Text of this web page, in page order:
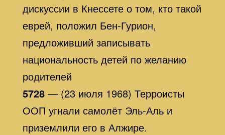
дискуссии в Кнессете о том, кто такой
еврей, положил Бен-Гурион,
предложивший записывать
национальность детей по желанию
родителей
5728— (23 июля 1968) Терроисты
ООП угнали самолёт Эль-Аль и
приземлили его в Алжире.